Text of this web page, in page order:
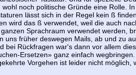
wohl noch politische Gründe eine Rolle.
lässt sich in der Regel kein ß
wird das ß verwendet, weil die auch
Sprachraum verwendet werden,
uns früher deswegen Mails, ab und zu
bei Rückfragen war's dann vor allem
Ersetzen» ganz einfach
Vorgehen ist leider nicht